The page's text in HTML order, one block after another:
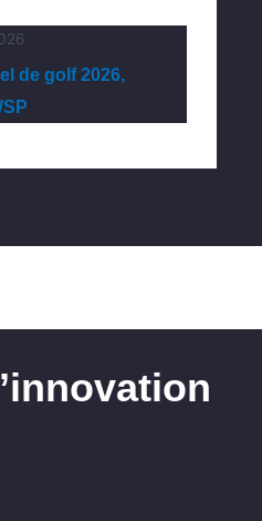
de golf 2026,